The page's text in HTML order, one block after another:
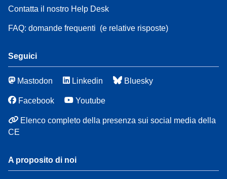
Contatta il nostro Help Desk
FAQ: domande frequenti (e relative risposte)
Seguici
Mastodon Linkedin Bluesky
Facebook Youtube
Elenco completo della presenza sui social media della
CE
A proposito di noi